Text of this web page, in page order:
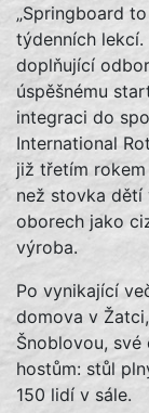
„Springboard
týdenních
doplňující
úspěšnému
integraci do
International
již třetím
než stovka dětí
oborech jako
výroba.
Po vynikající
domova v
Šnoblovou,
hostům: stůl
150 lidí v sále.